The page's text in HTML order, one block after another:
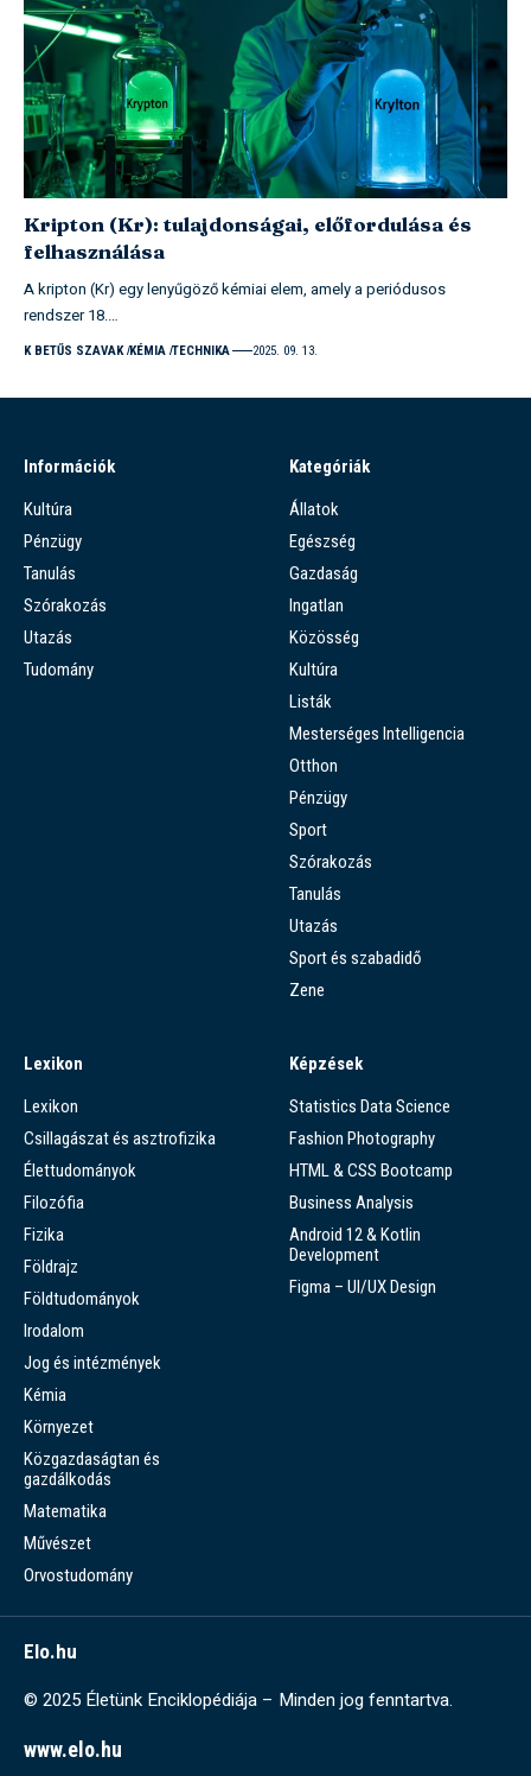
Kripton (Kr): tulajdonságai, előfordulása és
felhasználása
A kripton (Kr) egy lenyűgöző kémiai elem, amely a periódusos
rendszer 18.…
K BETŰS SZAVAK KÉMIA TECHNIKA 2025. 09. 13.
Információk
Kultúra
Pénzügy
Tanulás
Szórakozás
Utazás
Tudomány
Kategóriák
Állatok
Egészség
Gazdaság
Ingatlan
Közösség
Kultúra
Listák
Mesterséges Intelligencia
Otthon
Pénzügy
Sport
Szórakozás
Tanulás
Utazás
Sport és szabadidő
Zene
Lexikon
Lexikon
Csillagászat és asztrofizika
Élettudományok
Filozófia
Fizika
Földrajz
Földtudományok
Irodalom
Jog és intézmények
Kémia
Környezet
Közgazdaságtan és
gazdálkodás
Matematika
Művészet
Orvostudomány
Képzések
Statistics Data Science
Fashion Photography
HTML & CSS Bootcamp
Business Analysis
Android 12 & Kotlin
Development
Figma – UI/UX Design
Elo.hu
© 2025 Életünk Enciklopédiája – Minden jog fenntartva.
www.elo.hu